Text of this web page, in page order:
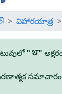
విహారయాత్ర
"थ"